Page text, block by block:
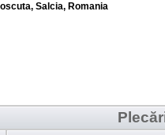
Salcia, Romania